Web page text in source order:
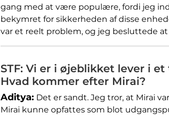
gang med at være populære, fordi jeg
bekymret for sikkerheden af ​​disse
var et reelt problem, og jeg besluttede
STF: Vi er i øjeblikket lever i
Hvad kommer efter Mirai?
Aditya: Det er sandt. Jeg tror, ​​at Mirai
Mirai kunne opfattes som blot